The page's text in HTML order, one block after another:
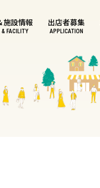
施設情報
& FACILITY
出店者募集
APPLICATION